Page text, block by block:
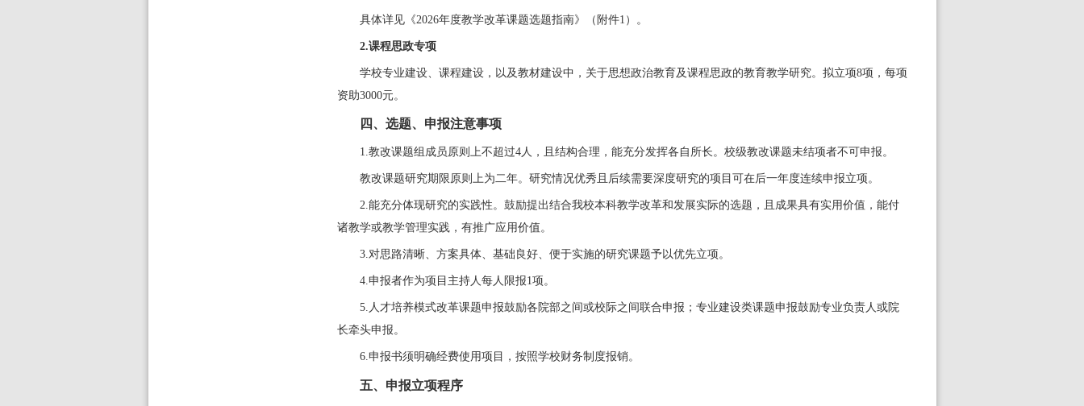
具体详见《2026年度教学改革课题选题指南》（附件1） 。
2.课程思政专项
学校专业建设、课程建设，以及教材建设中，关于思想政治教育及课程思政的教育教学研究。拟立项8项，每项
资助3000元。
四、选题、申报注意事项
1.教改课题组成员原则上不超过4人，且结构合理，能充分发挥各自所长。 校级教改课题未结项者不可申报。
教改课题研究期限原则上为二年。研究情况优秀且后续需要深度研究的项目可在后一年度连续申报立项。
2.能充分体现研究的实践性。鼓励提出结合我校本科教学改革和发展实际的选题，且成果具有实用价值，能付
诸教学或教学管理实践，有推广应用价值。
3.对思路清晰、方案具体、基础良好、便于实施的研究课题予以优先立项。
4.申报者作为项目主持人每人限报1项。
5.人才培养模式改革课题申报鼓励各 院部之间或校际之间联合申报；专业建设类课题申报鼓励专业负责人或院
长牵头申报。
6.申报书须明确经费使用项目，按照学校财务制度报销。
五、申报立项程序